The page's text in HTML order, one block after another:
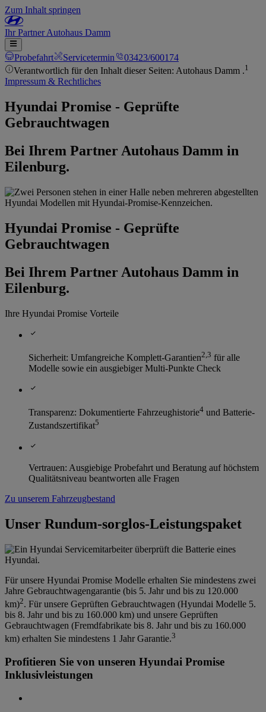
Zum Inhalt springen
IhrPartnerAutohaus Damm
Probefahrt Servicetermin
03423/600174
Verantwortlich für den Inhalt dieser Seiten: Autohaus Damm .1
Impressum & Rechtliches
Hyundai Promise - Geprüfte
Gebrauchtwagen
Bei Ihrem Partner Autohaus Damm in
Eilenburg.
Hyundai Promise - Geprüfte
Gebrauchtwagen
Bei Ihrem Partner Autohaus Damm in
Eilenburg.
Ihre Hyundai Promise Vorteile
Sicherheit: Umfangreiche Komplett-Garantien2 3 für alle
Modelle sowie ein ausgiebiger Multi-Punkte Check
Transparenz: Dokumentierte Fahrzeughistorie4 und Batterie-
Zustandszertifikat5
Vertrauen: Ausgiebige Probefahrt und Beratung auf höchstem
Qualitätsniveau beantworten alle Fragen
Zu unserem Fahrzeugbestand
Unser Rundum-sorglos-Leistungspaket
Für unsere Hyundai Promise Modelle erhalten Sie mindestens zwei
Jahre Gebrauchtwagengarantie (bis 5. Jahr und bis zu 120.000
km)2. Für unsere Geprüften Gebrauchtwagen (Hyundai Modelle 5.
bis 8. Jahr und bis zu 160.000 km) und unsere Geprüften
Gebrauchtwagen (Fremdfabrikate bis 8. Jahr und bis zu 160.000
km) erhalten Sie mindestens 1 Jahr Garantie.3
Profitieren Sie von unseren Hyundai Promise
Inklusivleistungen